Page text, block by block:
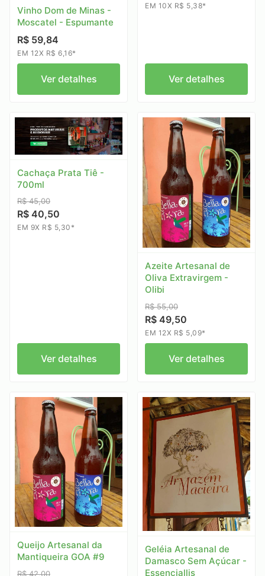
Vinho Dom de Minas -
Moscatel - Espumante
R$ 59,84
EM 12X R$ 6,16*
Ver detalhes
EM 10X R$ 5,38*
Ver detalhes
Cachaça Prata Tiê -
700ml
R$ 45,00
R$ 40,50
EM 9X R$ 5,30*
Ver detalhes
Azeite Artesanal de
Oliva Extravirgem -
Olibi
R$ 55,00
R$ 49,50
EM 12X R$ 5,09*
Ver detalhes
Queijo Artesanal da
Mantiqueira GOA #9
R$ 42,00
Geléia Artesanal de
Damasco Sem Açúcar -
Essenciallis